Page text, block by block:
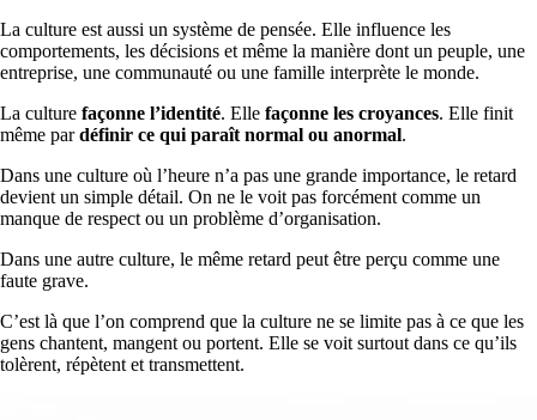
La culture est aussi un système de pensée. Elle influence les
comportements, les décisions et même la manière dont un peuple, une
entreprise, une communauté ou une famille interprète le monde.
La culture façonne l’identité. Elle façonne les croyances. Elle finit
même pardéfinir ce qui paraît normal ou anormal.
Dans une culture où l’heure n’a pas une grande importance, le retard
devient un simple détail. On ne le voit pas forcément comme un
manque de respect ou un problème d’organisation.
Dans une autre culture, le même retard peut être perçu comme une
faute grave.
C’est là que l’on comprend que la culture ne se limite pas à ce que les
gens chantent, mangent ou portent. Elle se voit surtout dans ce qu’ils
tolèrent, répètent et transmettent.